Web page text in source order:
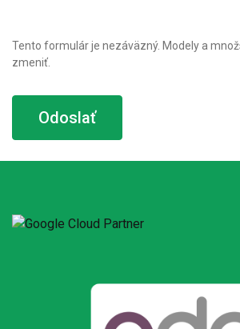
Tento formulár je nezáväzný. Modely a
zmeniť.
Odoslať